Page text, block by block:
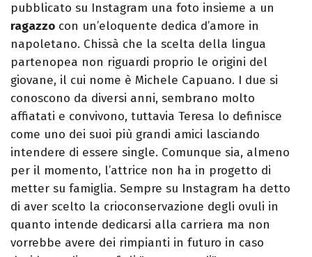
pubblicato su Instagram una foto insieme a un
ragazzo con un’eloquente dedica d’amore in
napoletano. Chissà che la scelta della lingua
partenopea non riguardi proprio le origini del
giovane, il cui nome è Michele Capuano. I due si
conoscono da diversi anni, sembrano molto
affiatati e convivono, tuttavia Teresa lo definisce
come uno dei suoi più grandi amici lasciando
intendere di essere single. Comunque sia, almeno
per il momento, l’attrice non ha in progetto di
metter su famiglia. Sempre su Instagram ha detto
di aver scelto la crioconservazione degli ovuli in
quanto intende dedicarsi alla carriera ma non
vorrebbe avere dei rimpianti in futuro in caso